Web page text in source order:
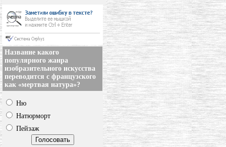
Название какого
популярного жанра
изобразительного искусства
переводится с французского
как «мертвая натура»?
Ню
Натюрморт
Пейзаж